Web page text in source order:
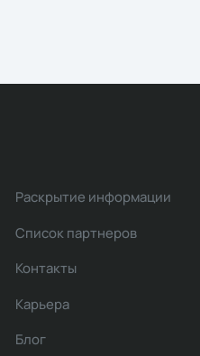
Раскрытие информации
Список партнеров
Контакты
Карьера
Блог